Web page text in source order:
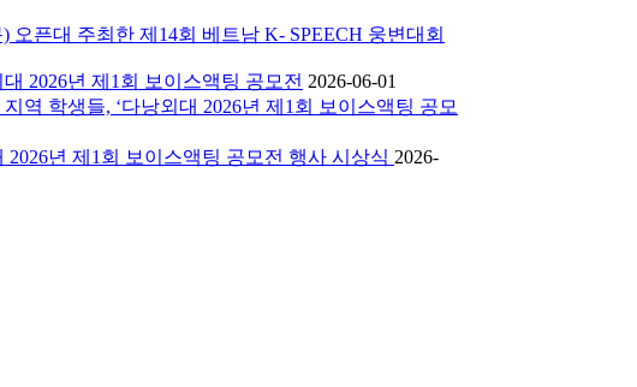
오픈대 주최한 제14회 베트남 K- SPEECH 웅변대회
2026년 제1회 보이스액팅 공모전 2026-06-01
역 학생들, ‘다낭외대 2026년 제1회 보이스액팅 공모
2026년 제1회 보이스액팅 공모전 행사 시상식 2026-